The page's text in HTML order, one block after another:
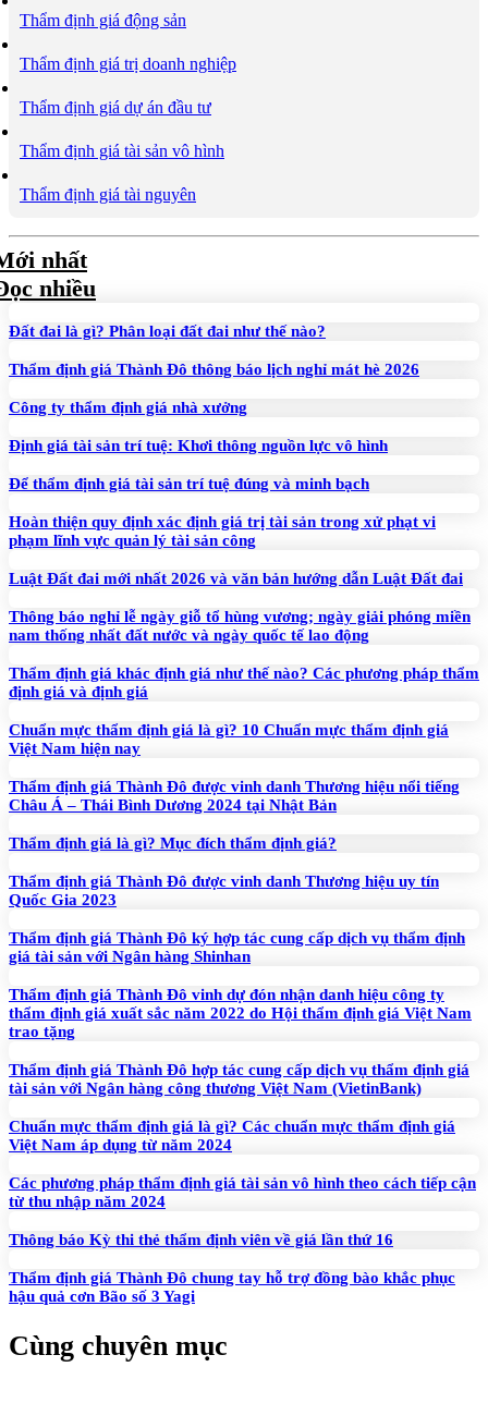
Thẩm định giá động sản
Thẩm định giá trị doanh nghiệp
Thẩm định giá dự án đầu tư
Thẩm định giá tài sản vô hình
Thẩm định giá tài nguyên
nhất
nhiều
Đất đai là gì? Phân loại đất đai như thế nào?
Thẩm định giá Thành Đô thông báo lịch nghỉ mát hè 2026
Công ty thẩm định giá nhà xưởng
Định giá tài sản trí tuệ: Khơi thông nguồn lực vô hình
Để thẩm định giá tài sản trí tuệ đúng và minh bạch
Hoàn thiện quy định xác định giá trị tài sản trong xử phạt vi
phạm lĩnh vực quản lý tài sản công
Luật Đất đai mới nhất 2026 và văn bản hướng dẫn Luật Đất đai
Thông báo nghỉ lễ ngày giỗ tổ hùng vương; ngày giải phóng miền
nam thống nhất đất nước và ngày quốc tế lao động
Thẩm định giá khác định giá như thế nào? Các phương pháp thẩm
định giá và định giá
Chuẩn mực thẩm định giá là gì? 10 Chuẩn mực thẩm định giá
Việt Nam hiện nay
Thẩm định giá Thành Đô được vinh danh Thương hiệu nổi tiếng
Châu Á – Thái Bình Dương 2024 tại Nhật Bản
Thẩm định giá là gì? Mục đích thẩm định giá?
Thẩm định giá Thành Đô được vinh danh Thương hiệu uy tín
Quốc Gia 2023
Thẩm định giá Thành Đô ký hợp tác cung cấp dịch vụ thẩm định
giá tài sản với Ngân hàng Shinhan
Thẩm định giá Thành Đô vinh dự đón nhận danh hiệu công ty
thẩm định giá xuất sắc năm 2022 do Hội thẩm định giá Việt Nam
trao tặng
Thẩm định giá Thành Đô hợp tác cung cấp dịch vụ thẩm định giá
tài sản với Ngân hàng công thương Việt Nam (VietinBank)
Chuẩn mực thẩm định giá là gì? Các chuẩn mực thẩm định giá
Việt Nam áp dụng từ năm 2024
Các phương pháp thẩm định giá tài sản vô hình theo cách tiếp cận
từ thu nhập năm 2024
Thông báo Kỳ thi thẻ thẩm định viên về giá lần thứ 16
Thẩm định giá Thành Đô chung tay hỗ trợ đồng bào khắc phục
hậu quả cơn Bão số 3 Yagi
Cùng chuyên mục